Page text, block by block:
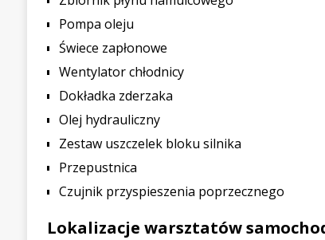
Pompa oleju
Świece zapłonowe
Wentylator chłodnicy
Dokładka zderzaka
Olej hydrauliczny
Zestaw uszczelek bloku silnika
Przepustnica
Czujnik przyspieszenia poprzecznego
Lokalizacje warsztatów